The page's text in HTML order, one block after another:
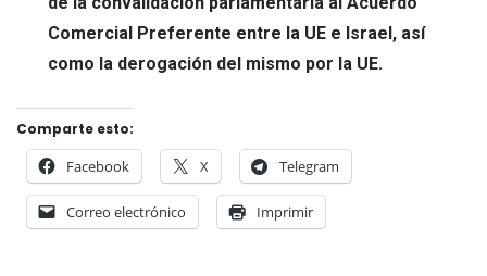
Comercial Preferente entre la UE e Israel, así
como la derogación del mismo por la UE.
Comparte esto:
Facebook X Telegram
Correo electrónico Imprimir